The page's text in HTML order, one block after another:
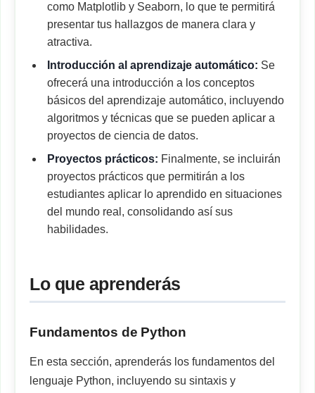
como Matplotlib y Seaborn, lo que te permitirá
presentar tus hallazgos de manera clara y
atractiva.
Introducción al aprendizaje automático: Se
ofrecerá una introducción a los conceptos
básicos del aprendizaje automático, incluyendo
algoritmos y técnicas que se pueden aplicar a
proyectos de ciencia de datos.
Proyectos prácticos: Finalmente, se incluirán
proyectos prácticos que permitirán a los
estudiantes aplicar lo aprendido en situaciones
del mundo real, consolidando así sus
habilidades.
Lo que aprenderás
Fundamentos de Python
En esta sección, aprenderás los fundamentos del
lenguaje Python, incluyendo su sintaxis y